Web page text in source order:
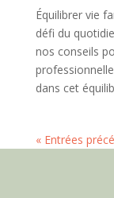
Équilibrer vie
défi du
nos conseils
dans cet
« Entrées